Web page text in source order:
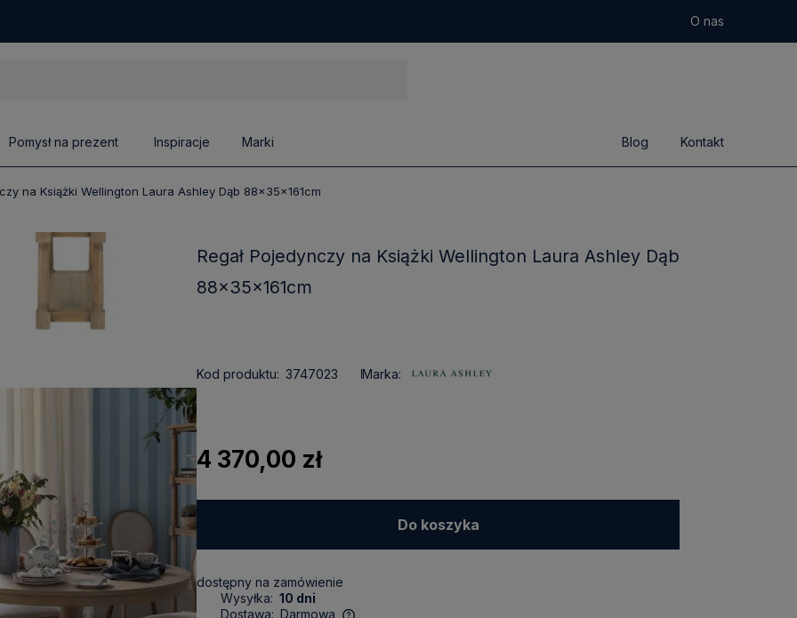
O nas
Pomysł na prezent Inspiracje Marki Blog Kontakt
na Książki Wellington Laura Ashley Dąb 88x35x161cm
Regał Pojedynczy na Książki Wellington Laura Ashley Dąb
88x35x161cm
Kod produktu: 3747023 Marka:
4 370,00 zł
Do koszyka
dostępny na zamówienie
Wysyłka: 10 dni
Dostawa: Darmowa